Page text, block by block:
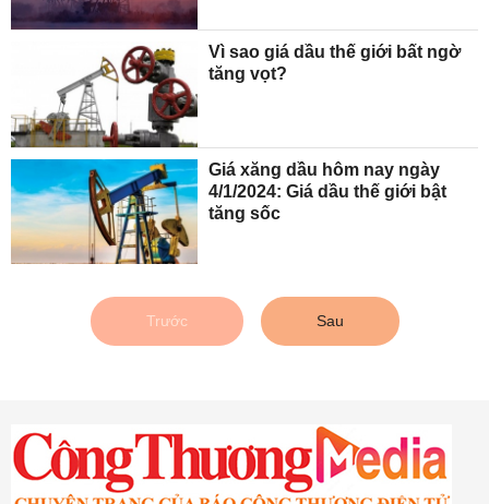
Vì sao giá dầu thế giới bất ngờ
tăng vọt?
Giá xăng dầu hôm nay ngày
4/1/2024: Giá dầu thế giới bật
tăng sốc
Trước Sau